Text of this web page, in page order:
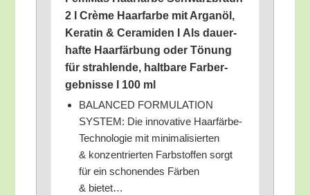
2 I Crè­me Haar­far­be mit Argan­öl,
Kera­tin & Cera­mi­den I Als dau­er­
haf­te Haar­fär­bung oder Tönung
für strah­len­de, halt­ba­re Farb­er­
geb­nis­se I 100 ml
BALANCED FORMULATION
SYSTEM: Die inno­va­ti­ve Haar­fär­be-
Tech­no­lo­gie mit mini­ma­li­sier­ten
& kon­zen­trier­ten Farb­stof­fen sorgt
für ein scho­nen­des Fär­ben
& bietet…